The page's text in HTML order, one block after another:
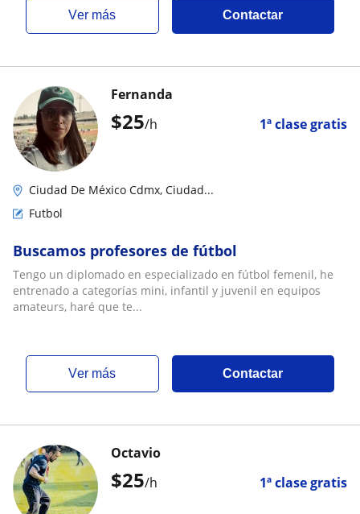
ver más Contactar
$25/h 1ª clase gratis
Fernanda
Ciudad De México Cdmx, Ciudad...
Futbol
Buscamos profesores de fútbol
Tengo un diplomado en especializado en fútbol femenil, he
entrenado a categorías mini, infantil y juvenil en equipos
amateurs, haré que te...
ver más Contactar
$25/h 1ª clase gratis
Octavio